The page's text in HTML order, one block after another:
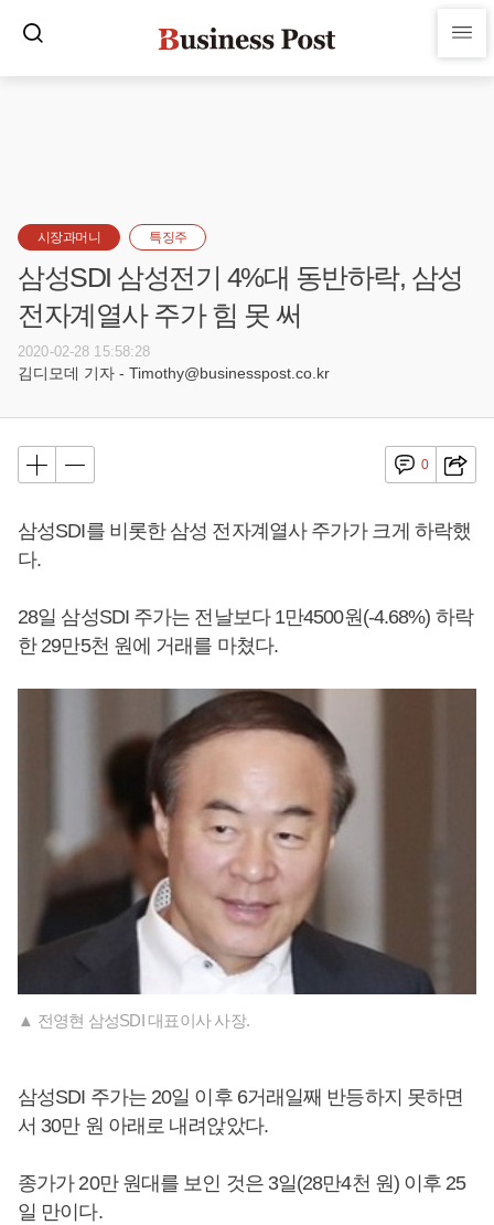
시장과머니 특징주
삼성SDI 삼성전기 4%대 동반하락, 삼성
전자계열사 주가 힘 못 써
2020-02-28 15:58:28
김디모데 기자 - Timothy@businesspost.co.kr
0
삼성SDI를 비롯한 삼성 전자계열사 주가가 크게 하락했
다.
28일 삼성SDI 주가는 전날보다 1만4500원(-4.68%) 하락
한 29만5천 원에 거래를 마쳤다.
▲ 전영현 삼성SDI 대표이사 사장.
삼성SDI 주가는 20일 이후 6거래일째 반등하지 못하면
서 30만 원 아래로 내려앉았다.
종가가 20만 원대를 보인 것은 3일(28만4천 원) 이후 25
일 만이다.